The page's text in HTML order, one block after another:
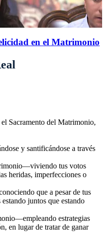
en el Matrimonio
Sacramento del Matrimonio,
y santificándose a través
tus votos
heridas, imperfecciones o
que a pesar de tus
juntos que estando
estrategias
en lugar de tratar de ganar